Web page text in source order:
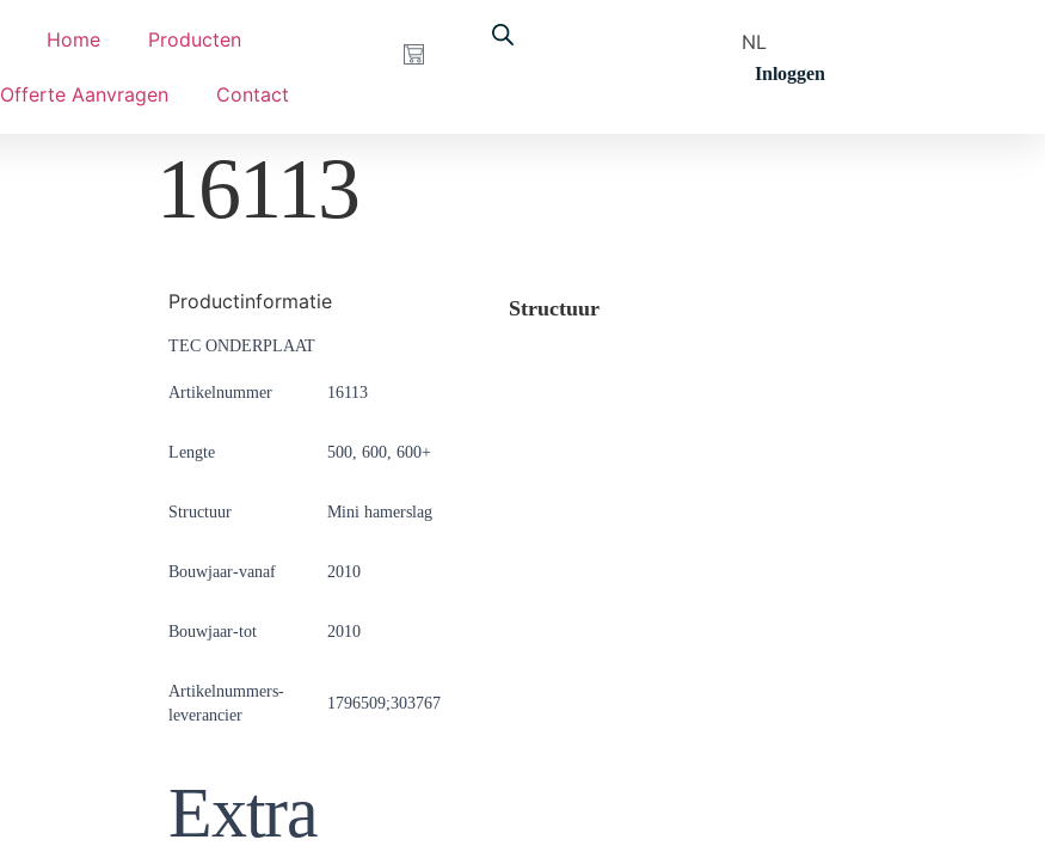
Home Producten
Offerte Aanvragen Contact
NL
Inloggen
16113
Productinformatie
TEC ONDERPLAAT
Artikelnummer 16113
Lengte 500, 600, 600+
Structuur Mini hamerslag
Bouwjaar-vanaf 2010
Bouwjaar-tot 2010
Artikelnummers-
leverancier
1796509;303767
Extra
Structuur